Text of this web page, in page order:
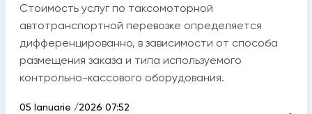
Стоимость услуг по таксомоторной
автотранспортной перевозке определяется
дифференцированно, в зависимости от способа
размещения заказа и типа используемого
контрольно-кассового оборудования.
05 Ianuarie /2026 07:52